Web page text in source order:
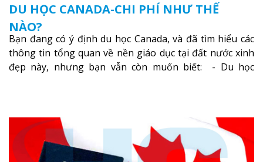
DU HỌC CANADA-CHI PHÍ NHƯ THẾ
NÀO?
Bạn đang có ý định du học Canada, và đã tìm hiểu các
thông tin tổng quan về nền giáo dục tại đất nước xinh
đẹp này, nhưng bạn vẫn còn muốn biết: - Du học